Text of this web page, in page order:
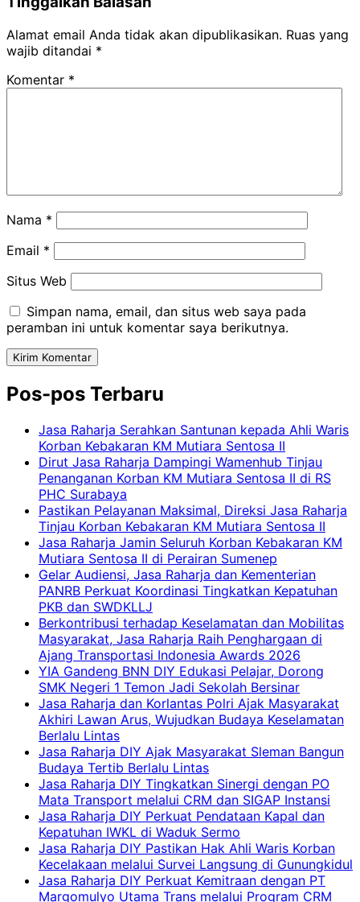
Alamat email Anda tidak akan dipublikasikan. Ruas yang
wajib ditandai *
Komentar *
Nama *
Email *
Situs Web
Simpan nama, email, dan situs web saya pada
peramban ini untuk komentar saya berikutnya.
Pos-pos Terbaru
Jasa Raharja Serahkan Santunan kepada Ahli Waris
Korban Kebakaran KM Mutiara Sentosa II
Dirut Jasa Raharja Dampingi Wamenhub Tinjau
Penanganan Korban KM Mutiara Sentosa II di RS
PHC Surabaya
Pastikan Pelayanan Maksimal, Direksi Jasa Raharja
Tinjau Korban Kebakaran KM Mutiara Sentosa II
Jasa Raharja Jamin Seluruh Korban Kebakaran KM
Mutiara Sentosa II di Perairan Sumenep
Gelar Audiensi, Jasa Raharja dan Kementerian
PANRB Perkuat Koordinasi Tingkatkan Kepatuhan
PKB dan SWDKLLJ
Berkontribusi terhadap Keselamatan dan Mobilitas
Masyarakat, Jasa Raharja Raih Penghargaan di
Ajang Transportasi Indonesia Awards 2026
YIA Gandeng BNN DIY Edukasi Pelajar, Dorong
SMK Negeri 1 Temon Jadi Sekolah Bersinar
Jasa Raharja dan Korlantas Polri Ajak Masyarakat
Akhiri Lawan Arus, Wujudkan Budaya Keselamatan
Berlalu Lintas
Jasa Raharja DIY Ajak Masyarakat Sleman Bangun
Budaya Tertib Berlalu Lintas
Jasa Raharja DIY Tingkatkan Sinergi dengan PO
Mata Transport melalui CRM dan SIGAP Instansi
Jasa Raharja DIY Perkuat Pendataan Kapal dan
Kepatuhan IWKL di Waduk Sermo
Jasa Raharja DIY Pastikan Hak Ahli Waris Korban
Kecelakaan melalui Survei Langsung di Gunungkidul
Jasa Raharja DIY Perkuat Kemitraan dengan PT
Margomulyo Utama Trans melalui Program CRM